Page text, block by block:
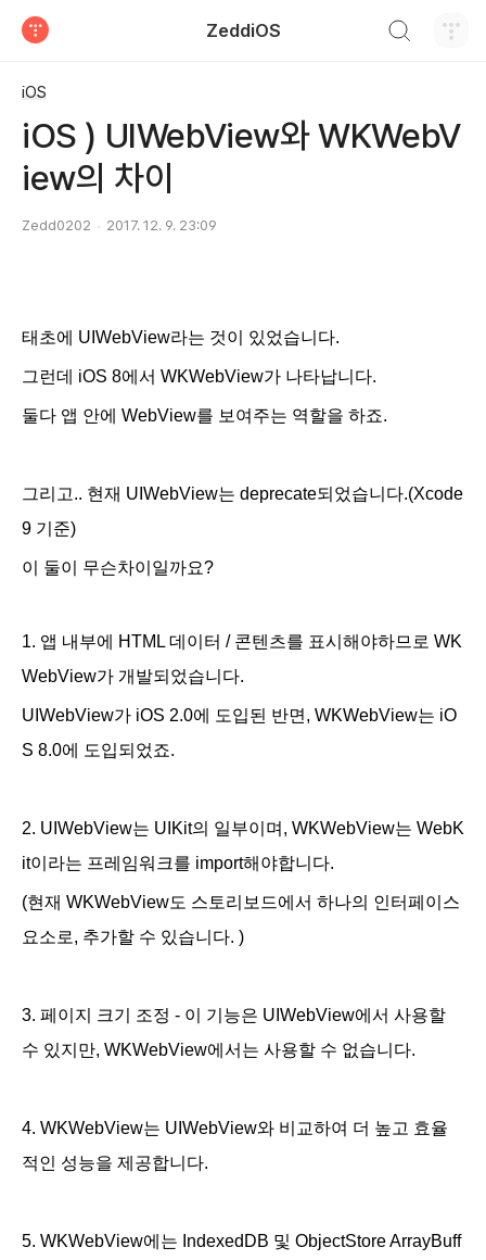
ZeddiOS
iOS
iOS ) UIWebView와 WKWebV
iew의 차이
Zedd0202 2017. 12. 9. 23:09
태초에 UIWebView라는 것이 있었습니다.
그런데 iOS 8에서 WKWebView가 나타납니다.
둘다 앱 안에 WebView를 보여주는 역할을 하죠.
그리고.. 현재 UIWebView는 deprecate되었습니다.(Xcode
9 기준)
이 둘이 무슨차이일까요?
1. 앱 내부에 HTML 데이터 / 콘텐츠를 표시해야하므로 WK
WebView가 개발되었습니다.
UIWebView가 iOS 2.0에 도입된 반면, WKWebView는 iO
S 8.0에 도입되었죠.
2. UIWebView는 UIKit의 일부이며, WKWebView는 WebK
it이라는 프레임워크를 import해야합니다.
(현재 WKWebView도 스토리보드에서 하나의 인터페이스
요소로, 추가할 수 있습니다. )
3. 페이지 크기 조정 - 이 기능은 UIWebView에서 사용할
수 있지만, WKWebView에서는 사용할 수 없습니다.
4. WKWebView는 UIWebView와 비교하여 더 높고 효율
적인 성능을 제공합니다.
5. WKWebView에는 IndexedDB 및 ObjectStore ArrayBuff